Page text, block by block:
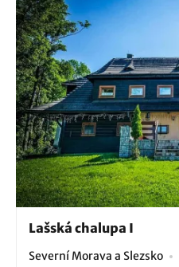
Lašská chalupa I
Severní Morava a Slezsko